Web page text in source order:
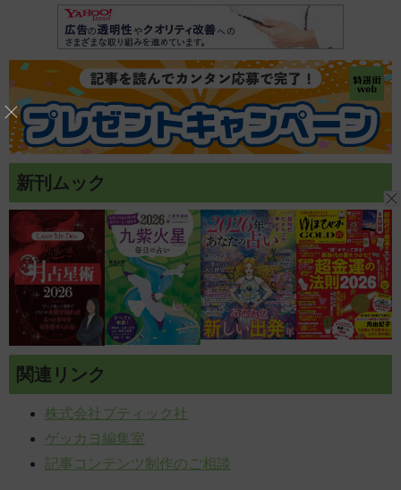
る!
新刊ムック
関連リンク
株式会社ブティック社
ゲッカヨ編集室
記事コンテンツ制作のご相談